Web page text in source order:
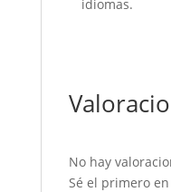
idiomas.
No hay
Sé el primero